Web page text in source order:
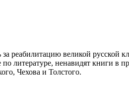
реабилитацию великой русской
литературе, ненавидят книги в
Чехова и Толстого.